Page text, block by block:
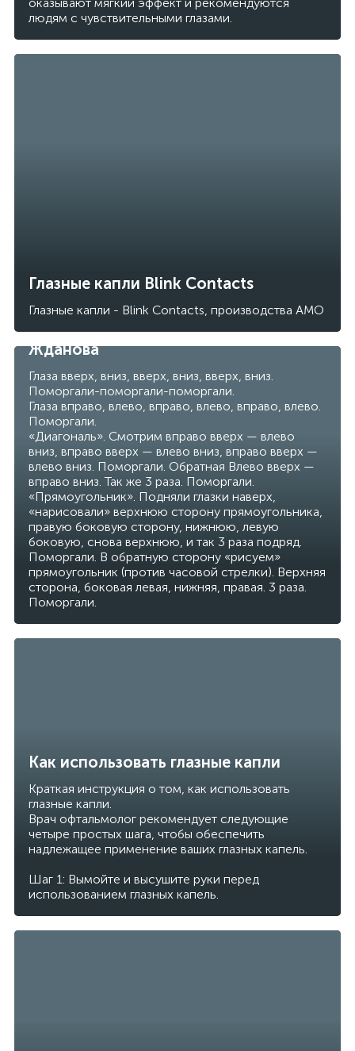
людям с чувствительными глазами.
Глазные капли Blink Contacts
Глазные капли - Blink Contacts, производства AMO
Зарядка для глаз от профессора
Жданова
Глаза вверх, вниз, вверх, вниз, вверх, вниз.
Поморгали-поморгали-поморгали.
Глаза вправо, влево, вправо, влево, вправо, влево.
Поморгали.
«Диагональ». Смотрим вправо вверх — влево
вниз, вправо вверх — влево вниз, вправо вверх —
влево вниз. Поморгали. Обратная Влево вверх —
вправо вниз. Так же 3 раза. Поморгали.
«Прямоугольник». Подняли глазки наверх,
«нарисовали» верхнюю сторону прямоугольника,
правую боковую сторону, нижнюю, левую
боковую, снова верхнюю, и так 3 раза подряд.
Поморгали. В обратную сторону «рисуем»
прямоугольник (против часовой стрелки). Верхняя
сторона, боковая левая, нижняя, правая. 3 раза.
Поморгали.
Как использовать глазные капли
Краткая инструкция о том, как использовать
глазные капли.
Врач офтальмолог рекомендует следующие
четыре простых шага, чтобы обеспечить
надлежащее применение ваших глазных капель.
Шаг 1: Вымойте и высушите руки перед
использованием глазных капель.